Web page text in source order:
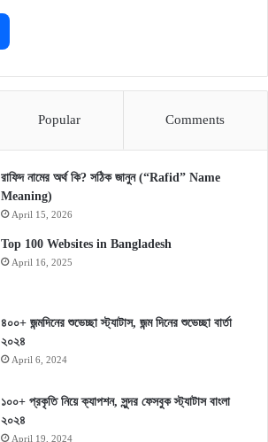
Popular Comments
রাফিদ নামের অর্থ কি? সঠিক জানুন (“Rafid” Name
Meaning)
April 15, 2026
Top 100 Websites in Bangladesh
April 16, 2025
৪০০+ জন্মদিনের শুভেচ্ছা স্ট্যাটাস, জন্ম দিনের শুভেচ্ছা বার্তা
২০২৪
April 6, 2024
১০০+ প্রকৃতি নিয়ে ক্যাপশন, সুন্দর ফেসবুক স্ট্যাটাস বাংলা
২০২৪
April 19, 2024